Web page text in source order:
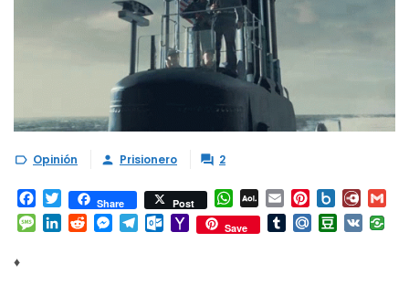
 Opinión  Prisionero  2
Facebook
TwitterShare Post WhatsApp
AOL
Mail
Email Pinterest
Box.net
Message
LinkedIn
RedditMessenger
Telegram
Outlook.com
Yahoo
Mail
Save TumblrMail.RuDouban
VK
♦